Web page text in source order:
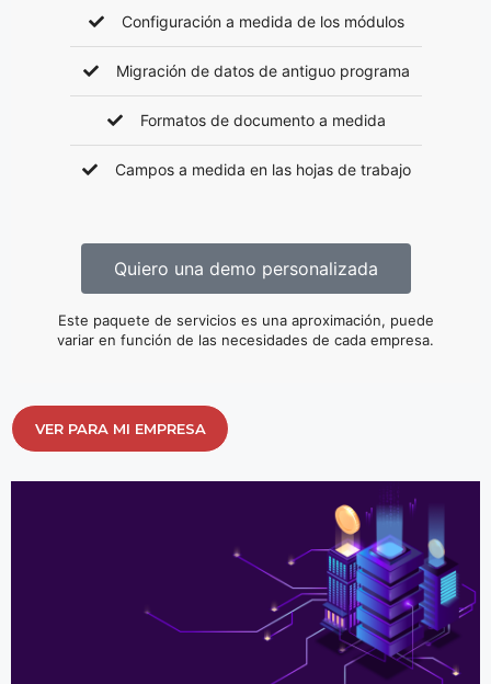
Configuración a medida de los módulos
Migración de datos de antiguo programa
Formatos de documento a medida
Campos a medida en las hojas de trabajo
Quiero una demo personalizada
Este paquete de servicios es una aproximación, puede
variar en función de las necesidades de cada empresa.
VER PARA MI EMPRESA